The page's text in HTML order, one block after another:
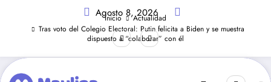
Agosto 8, 2026
Inicio
Actualidad
Tras voto del Colegio Electoral: Putin felicita a Biden y se muestra
dispuesto a “colaborar” con él